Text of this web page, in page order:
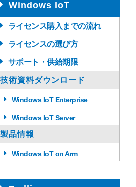
Windows IoT
ライセンス購入までの流れ
ライセンスの選び方
サポート・供給期限
技術資料ダウンロード
Windows IoT Enterprise
Windows IoT Server
製品情報
Windows IoT on Arm